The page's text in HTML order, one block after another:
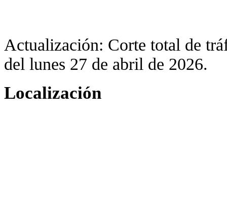
Actualización: Corte total de
del lunes 27 de abril de 2026.
Localización